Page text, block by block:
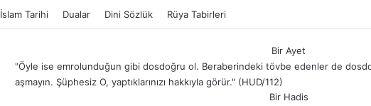
İslam Tarihi Dualar Dini Sözlük Rüya Tabirleri
Bir Ayet
"Öyle ise emrolunduğun gibi dosdoğru ol. Beraberindeki tövbe edenler de
aşmayın. Şüphesiz O, yaptıklarınızı hakkıyla görür." (HUD/112)
Bir Hadis